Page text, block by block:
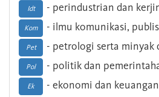
Idt - perindustrian dan
Kom - ilmu komunikasi,
Pet - petrologi serta minyak
Pol - politik dan
Ek - ekonomi dan keuangan